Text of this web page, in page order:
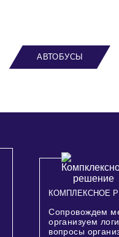
АВТОБУСЫ
КОМПЛЕКСНОЕ
Сопровождем
организуем
вопросы